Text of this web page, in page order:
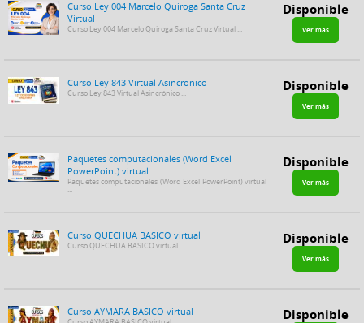
Curso Ley 004 Marcelo Quiroga Santa Cruz
Virtual
Curso Ley 004 Marcelo Quiroga Santa Cruz Virtual ...
Disponible
Ver más
Curso Ley 843 Virtual Asincrónico
Curso Ley 843 Virtual Asincrónico ... Disponible
Ver más
Paquetes computacionales (Word Excel
PowerPoint) virtual
Paquetes computacionales (Word Excel PowerPoint) virtual
...
Disponible
Ver más
Curso QUECHUA BASICO virtual
Curso QUECHUA BASICO virtual ... Disponible
Ver más
Curso AYMARA BASICO virtual Disponible